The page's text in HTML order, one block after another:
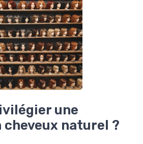
une
cheveux naturel ?